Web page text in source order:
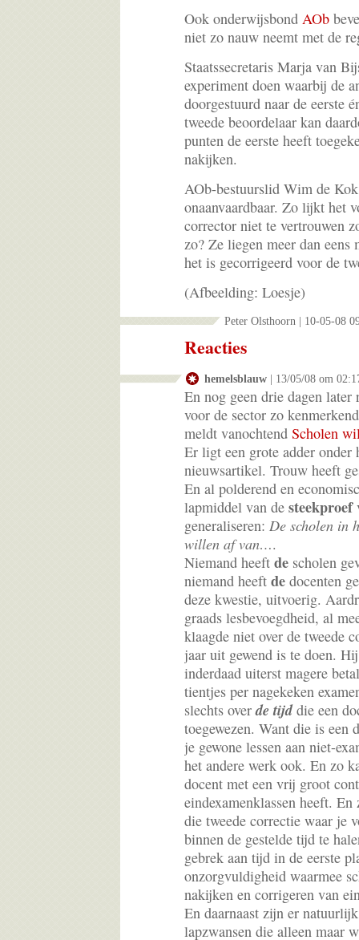
Ook onderwijsbond AOb
niet zo nauw neemt met de
Staatssecretaris Marja van
experiment doen waarbij de
doorgestuurd naar de eerste
tweede beoordelaar kan
punten de eerste heeft
nakijken.
AOb-bestuurslid Wim de
onaanvaardbaar. Zo lijkt het
corrector niet te vertrouwen
zo? Ze liegen meer dan eens
het is gecorrigeerd voor de
(Afbeelding: Loesje)
Peter Olsthoorn | 10-05-08
Reacties
hemelsblauw | 13/05/08 om
En nog geen drie dagen
voor de sector zo
meldt vanochtend Scholen
Er ligt een grote adder onder
nieuwsartikel. Trouw heeft
En al polderend en
lapmiddel van de steekproef
generaliseren: De scholen in
willen af van….
Niemand heeft de scholen
niemand heeft de docenten
deze kwestie, uitvoerig.
graads lesbevoegdheid, al
klaagde niet over de tweede
jaar uit gewend is te doen.
inderdaad uiterst magere
tientjes per nagekeken
slechts overde tijddie een
toegewezen. Want die is
je gewone lessen aan niet-
het andere werk ook. En zo
docent met een vrij groot
eindexamenklassen heeft.
die tweede correctie waar je
binnen de gestelde tijd te
gebrek aan tijd in de eerste
onzorgvuldigheid waarmee
nakijken en corrigeren van
En daarnaast zijn er
lapzwansen die alleen maar